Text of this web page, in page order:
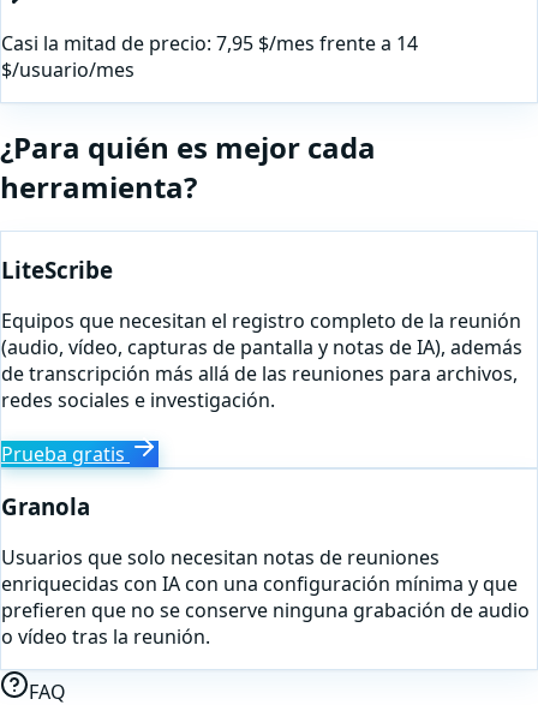
Casi la mitad de precio: 7,95 $/mes frente a 14
$/usuario/mes
¿Para quién es mejor cada
herramienta?
LiteScribe
Equipos que necesitan el registro completo de la reunión
(audio, vídeo, capturas de pantalla y notas de IA), además
de transcripción más allá de las reuniones para archivos,
redes sociales e investigación.
Prueba gratis
Granola
Usuarios que solo necesitan notas de reuniones
enriquecidas con IA con una configuración mínima y que
prefieren que no se conserve ninguna grabación de audio
o vídeo tras la reunión.
FAQ